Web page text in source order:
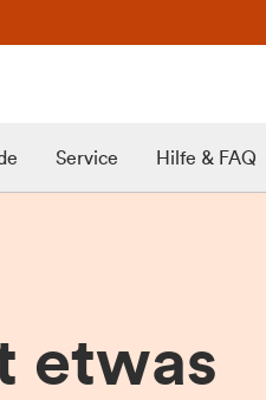
Service Hilfe & FAQ
etwas